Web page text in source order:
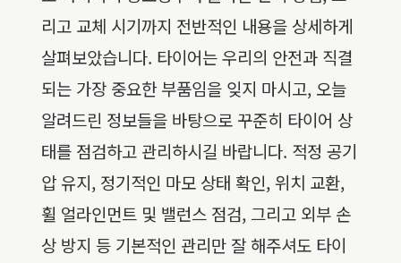
리고 교체 시기까지 전반적인 내용을 상세하게
살펴보았습니다. 타이어는 우리의 안전과 직결
되는 가장 중요한 부품임을 잊지 마시고, 오늘
알려드린 정보들을 바탕으로 꾸준히 타이어 상
태를 점검하고 관리하시길 바랍니다. 적정 공기
압 유지, 정기적인 마모 상태 확인, 위치 교환,
휠 얼라인먼트 및 밸런스 점검, 그리고 외부 손
상 방지 등 기본적인 관리만 잘 해주셔도 타이